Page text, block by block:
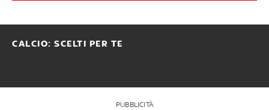
CALCIO: SCELTI PER TE
PUBBLICITÀ